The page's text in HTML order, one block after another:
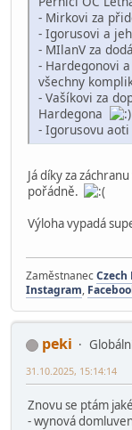
- Mirkovi za
- Igorusovi a
- MIlanV za
- Hardegonovi
všechny
- Vašíkovi za
Hardegona
- Igorusovu
Já díky za
pořádně.
Výloha vypadá
Zaměstnanec
Instagram,
peki
31.10.2025, 15:14:14
Znovu se ptám
- wynová